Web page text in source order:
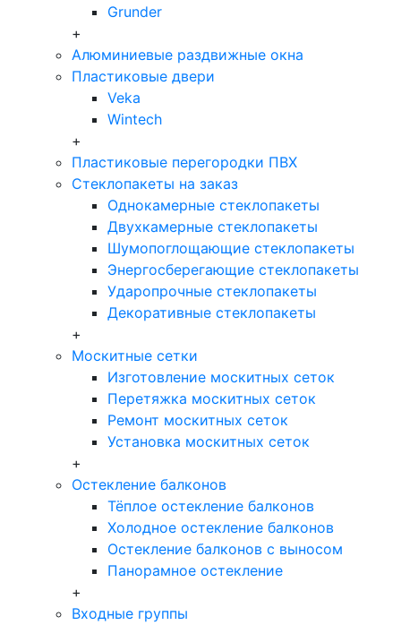
Grunder
+
Алюминиевые раздвижные окна
Пластиковые двери
Veka
Wintech
+
Пластиковые перегородки ПВХ
Стеклопакеты на заказ
Однокамерные стеклопакеты
Двухкамерные стеклопакеты
Шумопоглощающие стеклопакеты
Энергосберегающие стеклопакеты
Ударопрочные стеклопакеты
Декоративные стеклопакеты
+
Москитные сетки
Изготовление москитных сеток
Перетяжка москитных сеток
Ремонт москитных сеток
Установка москитных сеток
+
Остекление балконов
Тёплое остекление балконов
Холодное остекление балконов
Остекление балконов с выносом
Панорамное остекление
+
Входные группы